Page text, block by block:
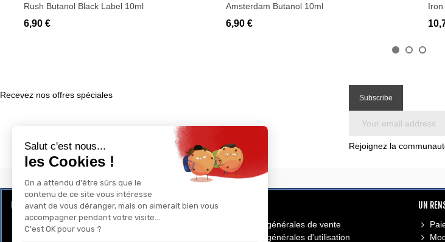
Rush Butanol Black Label 10ml
6,90 €
Amsterdam Butanol 10ml
6,90 €
Recevez nos offres spéciales
Rejoignez la
LE CLUB RÉCOMPENSE ET PRIVILÈGE
Programme de Fidélité
GAY-SHOP
Conditions générales de vente
Conditions générales d'utilisation
UN